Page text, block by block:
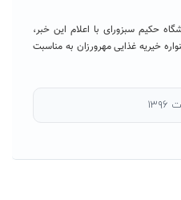
حکیم سبزورای با اعلام این خبر،
خیریه غذایی مهرورزان به مناسبت